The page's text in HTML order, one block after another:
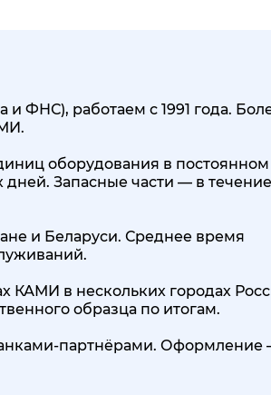
ФНС), работаем с 1991 года.
оборудования в постоянном
дней. Запасные части — в течение
и Беларуси. Среднее время
КАМИ в нескольких городах
образца по итогам.
партнёрами. Оформление